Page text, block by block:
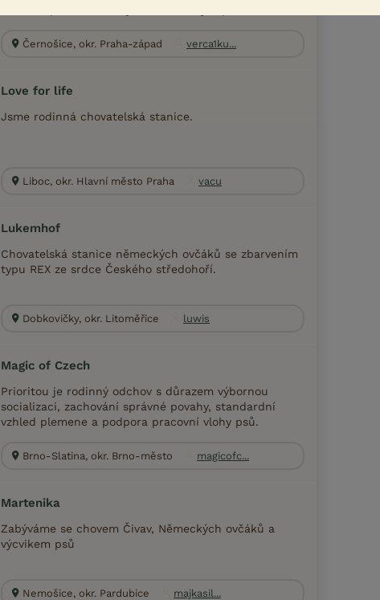
Černošice, okr. Praha-západ verca1ku...
Love for life
Jsme rodinná chovatelská stanice.
Liboc, okr. Hlavní město Praha vacu
Lukemhof
Chovatelská stanice německých ovčáků se zbarvením
typu REX ze srdce Českého středohoří.
Dobkovičky, okr. Litoměřice luwis
Magic of Czech
Prioritou je rodinný odchov s důrazem výbornou
socializaci, zachování správné povahy, standardní
vzhled plemene a podpora pracovní vlohy psů.
Brno-Slatina, okr. Brno-město magicofc...
Martenika
Zabýváme se chovem Čivav, Německých ovčáků a
výcvikem psů
Nemošice, okr. Pardubice majkasil...